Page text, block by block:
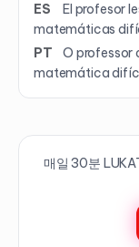
ES
El profesor
matemáticas
PT
O professor
matemática
매일 30분